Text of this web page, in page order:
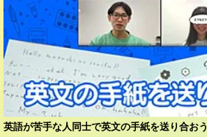
英語が苦手な人同士で英文の手紙を送り合おう